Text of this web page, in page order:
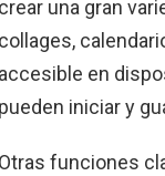
crear una gran
collages,
accesible en
pueden iniciar y
Otras funciones